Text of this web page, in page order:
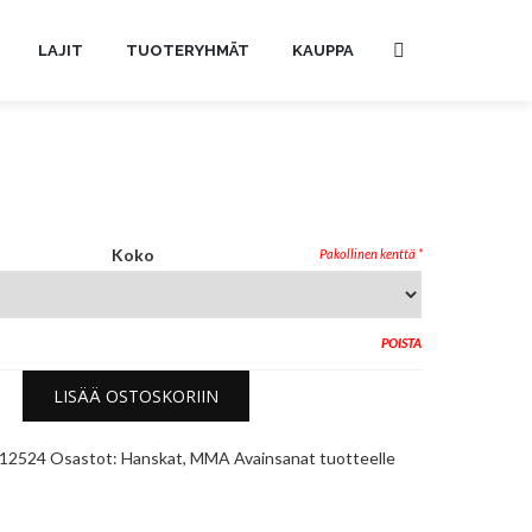
LAJIT TUOTERYHMÄT KAUPPA
Koko
POISTA
LISÄÄ OSTOSKORIIN
12524Osastot: Hanskat, MMA Avainsanat tuotteelle